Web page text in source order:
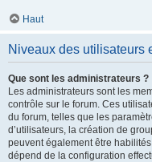
Haut
Niveaux des utilisateurs
Que sont les administrateurs ?
Les administrateurs sont les
contrôle sur le forum. Ces
du forum, telles que les
d’utilisateurs, la création de
peuvent également être
dépend de la configuration